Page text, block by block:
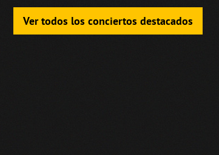
Ver todos los conciertos destacados